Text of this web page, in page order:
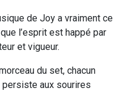
de Joy a vraiment ce
l’esprit est happé par
et vigueur.
du set, chacun
persiste aux sourires